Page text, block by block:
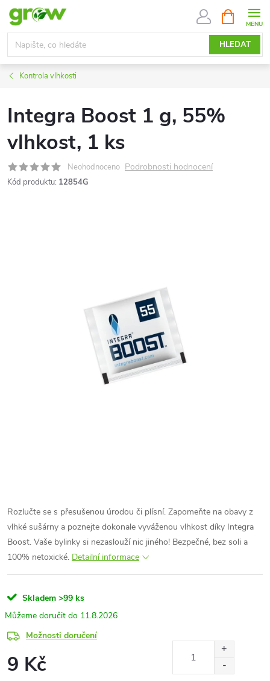
Přejít
obsah
HLEDAT
NÁKUPNÍ
KOŠÍK
Kontrola vlhkosti
Integra Boost 1 g, 55%
vlhkost, 1 ks
Neohodnoceno Podrobnosti hodnocení
Kód produktu: 12854G
Rozlučte se s přesušenou úrodou či plísní. Zapomeňte na obavy z
vlhké sušárny a poznejte dokonale vyváženou vlhkost díky Integra
Boost. Vaše bylinky si nezaslouží nic jiného! Bezpečné, bez soli a
100% netoxické. Detailní informace
Skladem >99 ks
11.8.2026
Možnosti doručení
9 Kč